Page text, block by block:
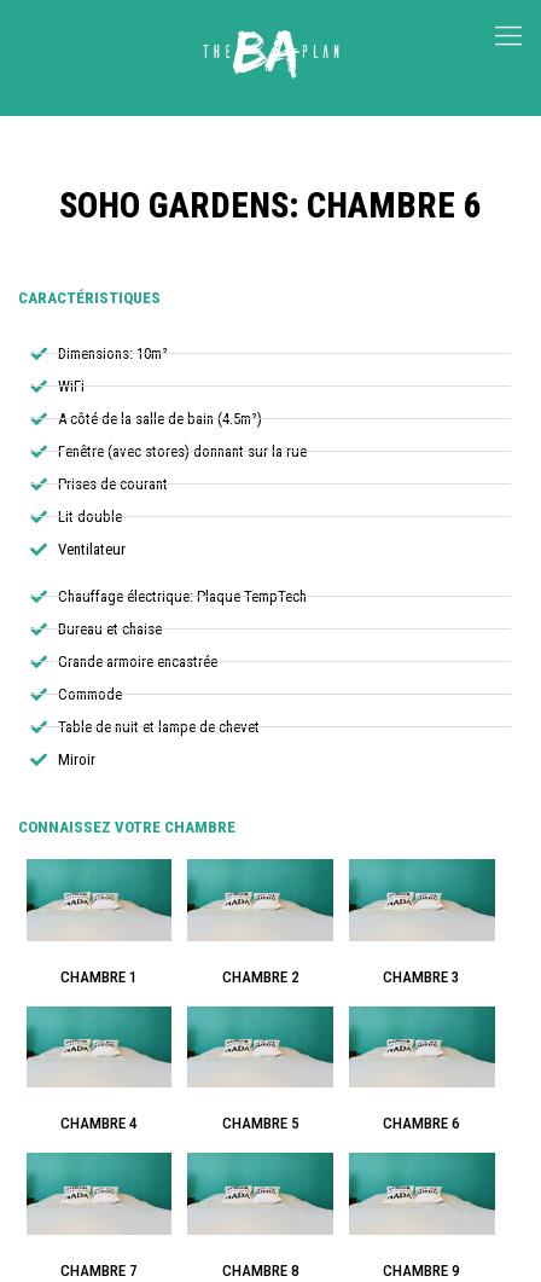
SOHO GARDENS: CHAMBRE 6
CARACTÉRISTIQUES
Dimensions: 10m²
WiFi
A côté de la salle de bain (4.5m²)
Fenêtre (avec stores) donnant sur la rue
Prises de courant
Lit double
Ventilateur
Chauffage électrique: Plaque TempTech
Bureau et chaise
Grande armoire encastrée
Commode
Table de nuit et lampe de chevet
Miroir
CONNAISSEZ VOTRE CHAMBRE
CHAMBRE 1 CHAMBRE 2 CHAMBRE 3
CHAMBRE 4 CHAMBRE 5 CHAMBRE 6
CHAMBRE 7 CHAMBRE 8 CHAMBRE 9